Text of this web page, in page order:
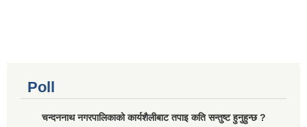
Poll
चन्दननाथ नगरपालिकाको कार्यशैलीबाट तपाइ कति सन्तुष्ट हुनुहुन्छ ?